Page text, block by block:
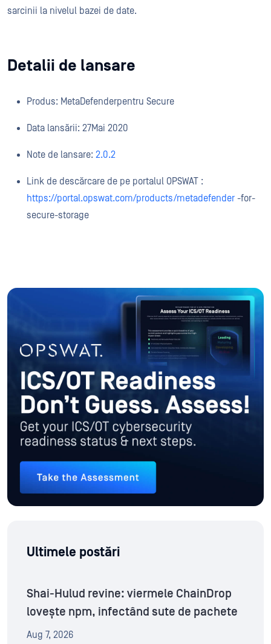
sarcinii la nivelul bazei de date.
Detalii de lansare
Produs: MetaDefenderpentru Secure
Data lansării: 27Mai 2020
Note de lansare: 2.0.2
Link de descărcare de pe portalul OPSWAT :
https://portal.opswat.com/products/metadefender -for-
secure-storage
Ultimele postări
Shai-Hulud revine: viermele ChainDrop
lovește npm, infectând sute de pachete
Aug 7, 2026